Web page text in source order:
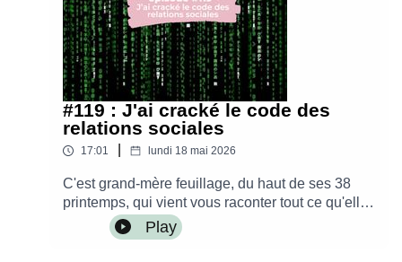
#119 : J'ai cracké le code des
relations sociales
17:01 lundi 18 mai 2026
C'est grand-mère feuillage, du haut de ses 38
printemps, qui vient vous raconter tout ce qu'elle
a appris sur les relations
sociales._______________Retrouvez-moi :sur
Play